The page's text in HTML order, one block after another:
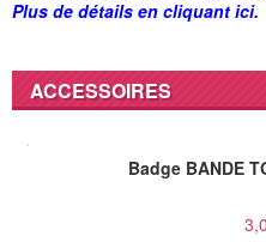
Plus de détails en cliquant ici.
ACCESSOIRES
Badge BANDE